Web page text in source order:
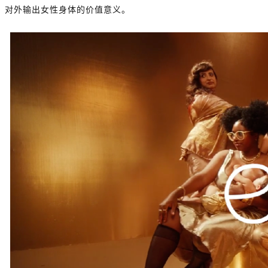
对外输出女性身体的价值意义。